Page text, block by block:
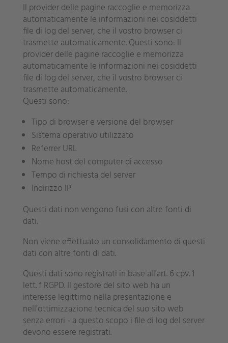
Il provider delle pagine raccoglie e memorizza
automaticamente le informazioni nei cosiddetti
file di log del server, che il vostro browser ci
trasmette automaticamente. Questi sono: Il
provider delle pagine raccoglie e memorizza
automaticamente le informazioni nei cosiddetti
file di log del server, che il vostro browser ci
trasmette automaticamente.
Questi sono:
Tipo di browser e versione del browser
Sistema operativo utilizzato
Referrer URL
Nome host del computer di accesso
Tempo di richiesta del server
Indirizzo IP
Questi dati non vengono fusi con altre fonti di
dati.
Non viene effettuato un consolidamento di questi
dati con altre fonti di dati.
Questi dati sono registrati in base all'art. 6 cpv. 1
lett. f RGPD. Il gestore del sito web ha un
interesse legittimo nella presentazione e
nell'ottimizzazione tecnica del suo sito web
senza errori - a questo scopo i file di log del server
devono essere registrati.